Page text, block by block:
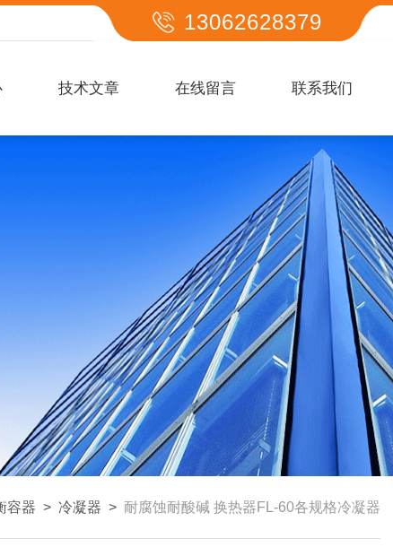
13062628379
技术文章 在线留言 联系我们
容器 > 冷凝器 > 耐腐蚀耐酸碱 换热器FL-60各规格冷凝器